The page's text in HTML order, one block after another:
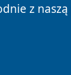
z naszą